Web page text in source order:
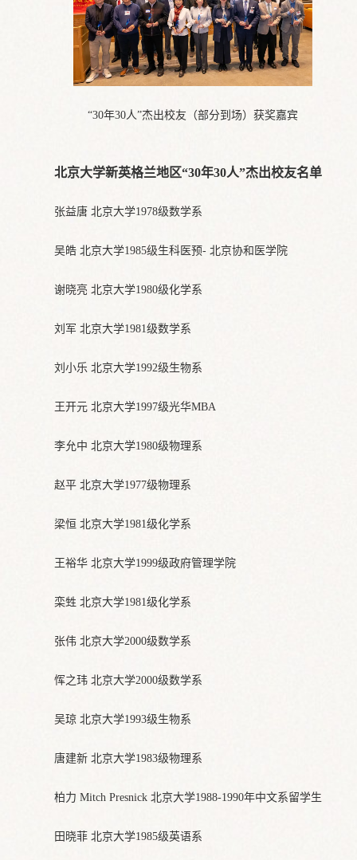
“30年30人”杰出校友（部分到场）获奖嘉宾
北京大学新英格兰地区“30年30人”杰出校友名单
张益唐 北京大学1978级数学系
吴皓 北京大学1985级生科医预- 北京协和医学院
谢晓亮 北京大学1980级化学系
刘军 北京大学1981级数学系
刘小乐 北京大学1992级生物系
王开元 北京大学1997级光华MBA
李允中 北京大学1980级物理系
赵平 北京大学1977级物理系
梁恒 北京大学1981级化学系
王裕华 北京大学1999级政府管理学院
栾甡 北京大学1981级化学系
张伟 北京大学2000级数学系
恽之玮 北京大学2000级数学系
吴琼 北京大学1993级生物系
唐建新 北京大学1983级物理系
柏力 Mitch Presnick 北京大学1988-1990年中文系留学生
田晓菲 北京大学1985级英语系